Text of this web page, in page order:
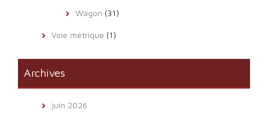
Wagon (31)
Voie métrique (1)
Archives
juin 2026